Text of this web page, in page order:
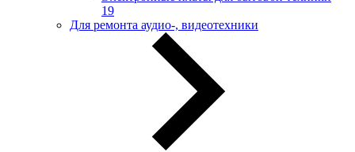
19
Для ремонта аудио-, видеотехники